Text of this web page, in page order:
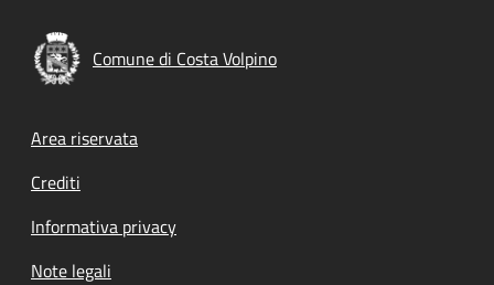
Comune di Costa Volpino
Footer menu
Area riservata
Crediti
Informativa privacy
Note legali